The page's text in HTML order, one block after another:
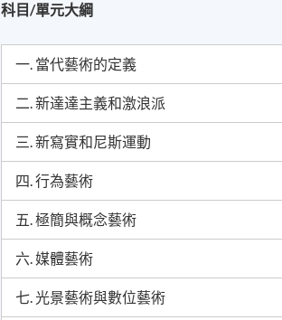
科目/單元大綱
一. 當代藝術的定義
二. 新達達主義和激浪派
三. 新寫實和尼斯運動
四. 行為藝術
五. 極簡與概念藝術
六. 媒體藝術
七. 光景藝術與數位藝術